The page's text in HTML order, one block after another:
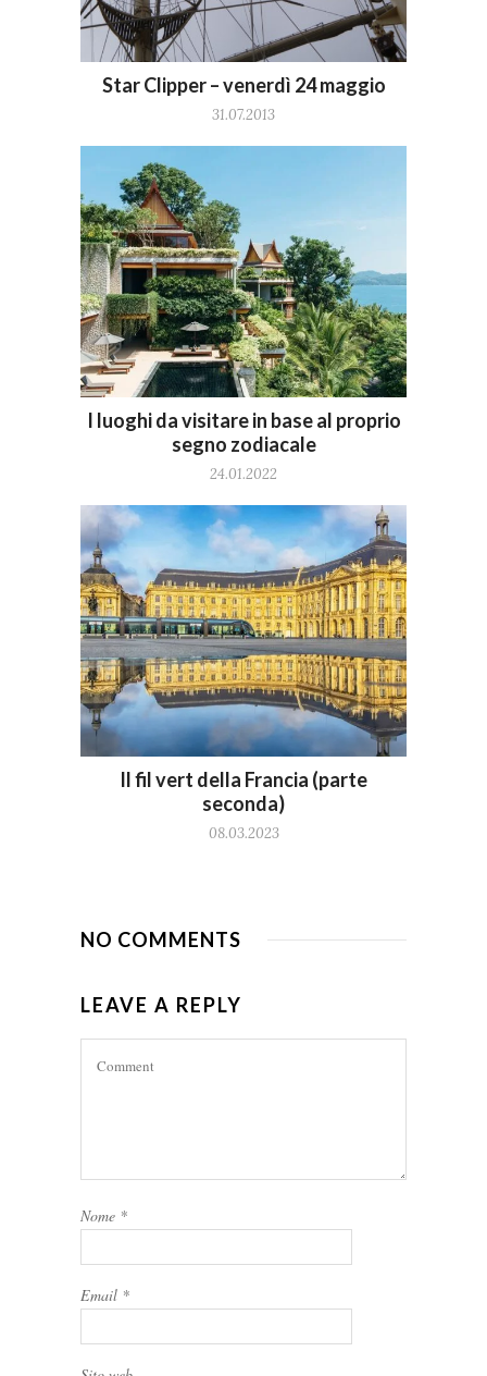
Star Clipper – venerdì 24 maggio
31.07.2013
I luoghi da visitare in base al proprio
segno zodiacale
24.01.2022
Il fil vert della Francia (parte
seconda)
08.03.2023
NO COMMENTS
LEAVE A REPLY
Nome *
Email *